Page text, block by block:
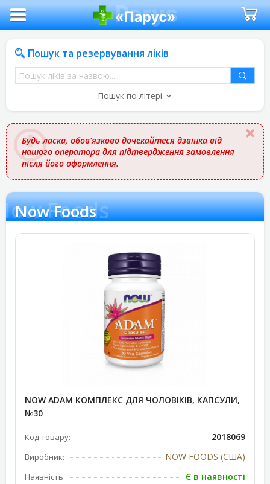
Пошук та резервування ліків
Пошук
ліків
назвою
Пошук по літері
Будь ласка, обов'язково дочекайтеся дзвінка від
нашого оператора для підтвердження замовлення
після його оформлення.
Foods
Now Foods
NOW ADAM КОМПЛЕКС ДЛЯ ЧОЛОВІКІВ, КАПСУЛИ,
№30
Код товару: 2018069
Виробник: NOW FOODS (США)
Наявність: Є в наявності